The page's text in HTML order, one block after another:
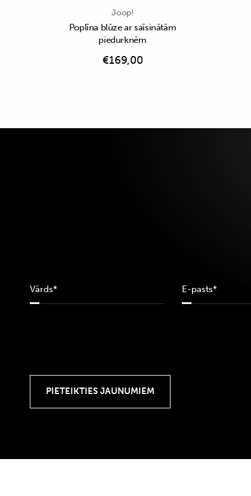
Joop!
Poplīna blūze ar saīsinātām
piedurknēm
€169,00